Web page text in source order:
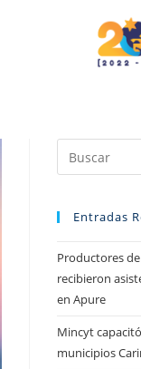
Entradas
Productores
recibieron
en Apure
Mincyt
municipios